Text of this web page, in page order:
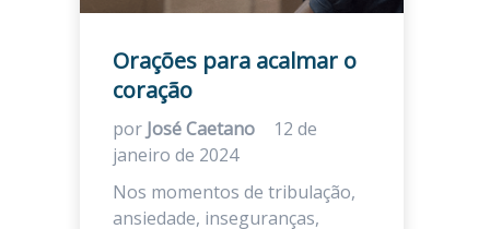
Orações para acalmar o
coração
por José Caetano
12 de
janeiro de 2024
Nos momentos de tribulação,
ansiedade, inseguranças,